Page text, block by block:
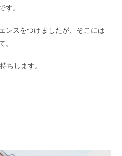
。
ンスをつけましたが、そこには
ちします。